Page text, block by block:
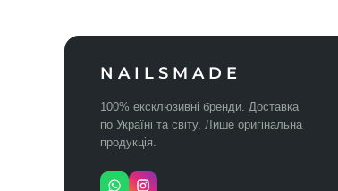
NAILSMADE
100% ексклюзивні бренди. Доставка
по Україні та світу. Лише оригінальна
продукція.